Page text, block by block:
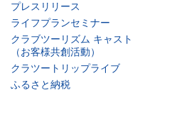
プレスリリース
ライフプランセミナー
クラブツーリズム キャスト
（お客様共創活動）
クラツートリップライブ
ふるさと納税